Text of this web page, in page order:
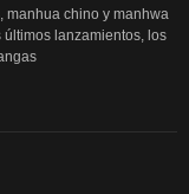
manhua chino y manhwa
lanzamientos, los